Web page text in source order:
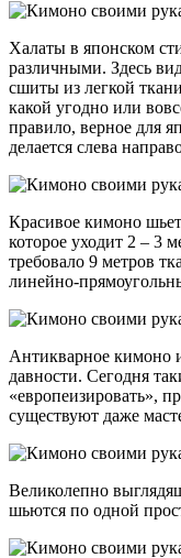
Халаты в японском
различными. Здесь
сшиты из легкой
какой угодно или
правило, верное для
делается слева
Красивое кимоно
которое уходит 2 – 3
требовало 9 метров
линейно-
Антикварное кимоно
давности. Сегодня
«европеизировать»,
существуют даже
Великолепно
шьются по одной